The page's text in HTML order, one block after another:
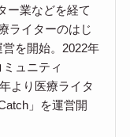
ー業などを経て
ライターのはじ
を開始。2022年
ュニティ
より医療ライタ
」を運営開